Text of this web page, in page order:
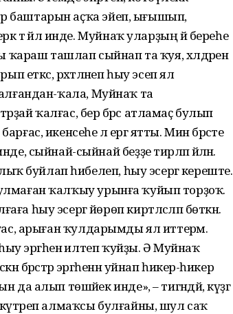
баштарын аҫҡа эйеп, ығышып,
тә йәл инде. Муйнаҡ уларҙың йә береһе
ҡараш ташлап сыйнап та ҡуя, хәлдәрен
еткәс, рәхәтләнеп һыу эсеп ял
ҡалғандан-ҡала, Муйнаҡ та
ҡалғас, бер бәрәс атламаҫ булып
икенсеһе лә ергә ятты. Мин бәрәсте
сыйнай-сыйнай беҙҙе тирәләп әйләнә.
буйлап һибелеп, һыу эсергә кереште.
булмаған ҡалҡыу урынға ҡуйып торҙоҡ.
һыу эсергә йөрөп киртләсләп бөткән.
арыған ҡулдарымды ял иттерәм.
эргәһенә илтеп ҡуйҙы. Ә Муйнаҡ
эргәһенән уйнап һикерә-һикерә
алып төшәйек инде», – тигәндәй, күҙгә
алмаҡсы булғайны, шул саҡ